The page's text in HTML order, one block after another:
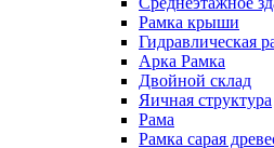
Рамка крыши
Гидравлическая
Арка Рамка
Двойной склад
Яичная структура
Рама
Рамка сарая